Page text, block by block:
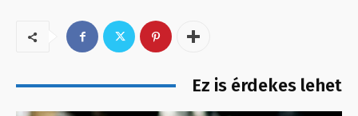
Ez is érdekes lehet